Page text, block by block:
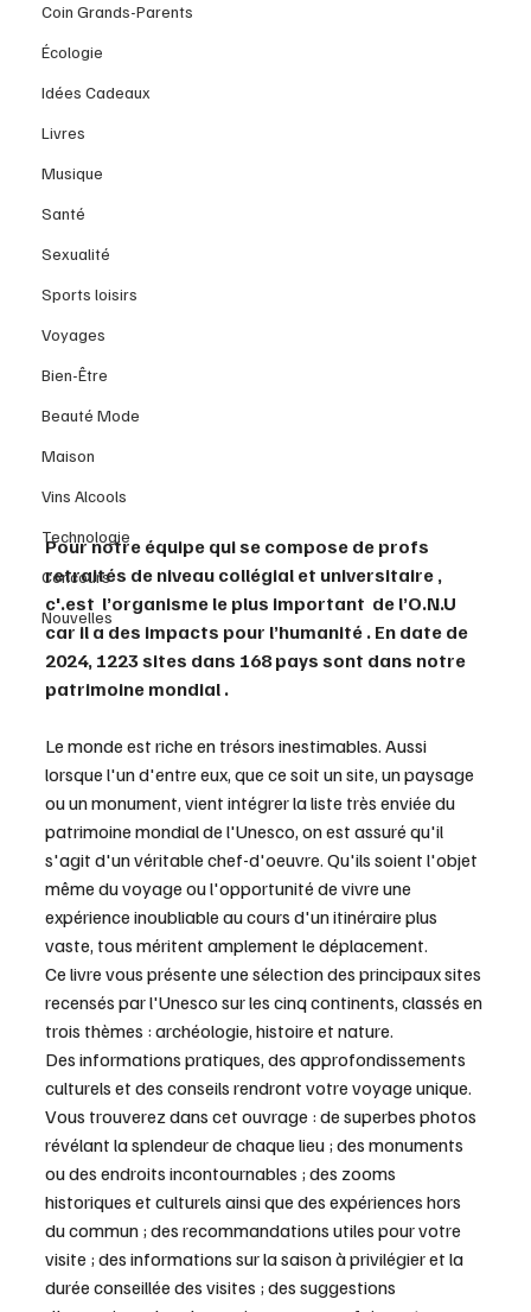
Coin Grands-Parents
Écologie
Idées Cadeaux
Livres
Musique
Santé
Sexualité
Sports loisirs
Voyages
Bien-Être
Beauté Mode
Maison
Vins Alcools
Technologie
Concours
Nouvelles
Pour notre équipe qui se compose de profs
retraités de niveau collégial et universitaire ,
c'.est  l’organisme le plus important  de l’O.N.U
car il a des impacts pour l’humanité . En date de
2024, 1223 sites dans 168 pays sont dans notre
patrimoine mondial .
Le monde est riche en trésors inestimables. Aussi
lorsque l'un d'entre eux, que ce soit un site, un paysage
ou un monument, vient intégrer la liste très enviée du
patrimoine mondial de l'Unesco, on est assuré qu'il
s'agit d'un véritable chef-d'oeuvre. Qu'ils soient l'objet
même du voyage ou l'opportunité de vivre une
expérience inoubliable au cours d'un itinéraire plus
vaste, tous méritent amplement le déplacement.
Ce livre vous présente une sélection des principaux sites
recensés par l'Unesco sur les cinq continents, classés en
trois thèmes : archéologie, histoire et nature.
Des informations pratiques, des approfondissements
culturels et des conseils rendront votre voyage unique.
Vous trouverez dans cet ouvrage : de superbes photos
révélant la splendeur de chaque lieu ; des monuments
ou des endroits incontournables ; des zooms
historiques et culturels ainsi que des expériences hors
du commun ; des recommandations utiles pour votre
visite ; des informations sur la saison à privilégier et la
durée conseillée des visites ; des suggestions